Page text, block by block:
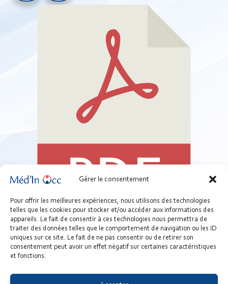
Gérer le consentement
Pour offrir les meilleures expériences, nous utilisons des technologies
telles que les cookies pour stocker et/ou accéder aux informations des
appareils. Le fait de consentir à ces technologies nous permettra de
traiter des données telles que le comportement de navigation ou les ID
uniques sur ce site. Le fait de ne pas consentir ou de retirer son
consentement peut avoir un effet négatif sur certaines caractéristiques
et fonctions.
03C - Outil - Pratiques recommandées et normes à respecter
hygiène.pdf
68.3 KB
Télécharger